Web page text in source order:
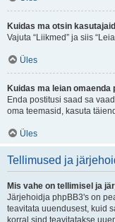
Kuidas ma otsin
Vajuta “Liikmed” ja siis
Üles
Kuidas ma leian
Enda postitusi saad sa
oma teemasid, kasuta
Üles
Tellimused ja
Mis vahe on tellimisel ja
Järjehoidja phpBB3's on
teavitata uuendusest, kuid
korral sind teavitatakse